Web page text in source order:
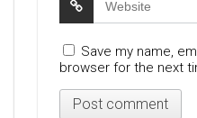
Save my name,
browser for the next